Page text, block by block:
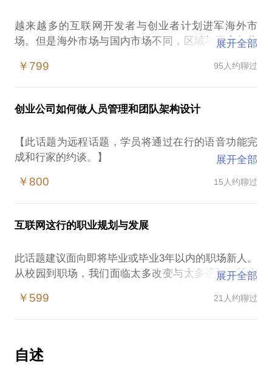
越来越多的互联网开发者与创业者计划进军海外市
场。但是海外市场与国内市场不同，区域与国家如此
括：如何制定有针对性且高效的推广运营策略？海外
何配合产品研发阶段才能更高效节约？推广过程中又
有哪些门道与技巧？如何将有限的成本花在刀刃上，
亿海外用户的应用商店mobogenie，有全球活跃用户
最多的直播平台Bigo Live，作为经历过游戏海外发
行，工具型产品及内容类产品海外推广营销几波出海
产品精准投入市场！
5年以上海外产品的运营与推广经验；经历过游戏、工
具、直播、短视频等几大风口行业；
海外市场的广阔蓝海，你的产品准备好了吗？
关心的4个问题，助你做好海外用户增长》和《你为自
己的产品做好战略规划了吗？》（公众号：走出海
展开全部
￥799 95人约聊过
创业公司如何做人员管理和团队架构设计
【此话题为远程话题，学员将通过在行的语音功能完
成和行家的约谈。】
管理到组织架构设计越来越成为创始人和管理者的难
总觉得该做的工作很多，需要的人也很多，但是作为
创业公司资金有限，如何筛选出当前最重要的岗位、
如何吸引优秀人才加入、然后激励现有人员？
这都是每个创业团队都会面临的问题。
大企业结构复杂、层级分明、员工众多，不适合创业
织架构设计的解答。
展开全部
￥800 15人约聊过
互联网这行的职业规划与发展
此话题建议面向即将毕业或毕业3年以内的职场新人。
从校园到职场，我们面临太多改变与太多选择。社会
哪个方向？哪个岗位？如果你热爱互联网，如果你对
来和我聊一聊。职业规划这件事，我从大学开始就为
自己和身边人在持续做着。学生时代作为学校职业规
展开全部
￥599 21人约聊过
自述